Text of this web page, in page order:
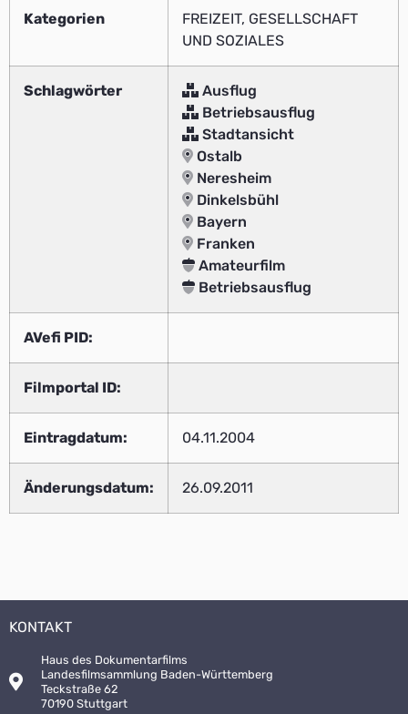
Kategorien
FREIZEIT, GESELLSCHAFT
UND SOZIALES
Schlagwörter
Ausflug
Betriebsausflug
Stadtansicht
Ostalb
Neresheim
Dinkelsbühl
Bayern
Franken
Amateurfilm
Betriebsausflug
AVefi PID:
Filmportal ID:
Eintragdatum: 04.11.2004
Änderungsdatum: 26.09.2011
KONTAKT
Haus des Dokumentarfilms
Landesfilmsammlung Baden-Württemberg
Teckstraße 62
70190 Stuttgart